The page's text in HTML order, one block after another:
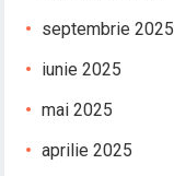
septembrie 2025
iunie 2025
mai 2025
aprilie 2025